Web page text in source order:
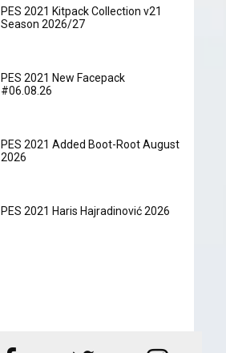
PES 2021 Kitpack Collection v21
Season 2026/27
PES 2021 New Facepack
#06.08.26
PES 2021 Added Boot-Root August
2026
PES 2021 Haris Hajradinović 2026